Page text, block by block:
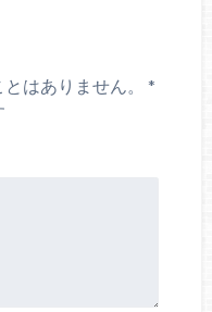
はありません。
*